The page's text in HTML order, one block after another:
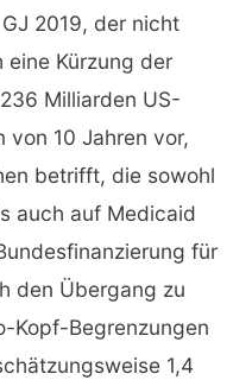
2019, der nicht
Kürzung der
Milliarden US-
von 10 Jahren vor,
betrifft, die sowohl
auch auf Medicaid
für
den Übergang zu
Kopf-Begrenzungen
1,4